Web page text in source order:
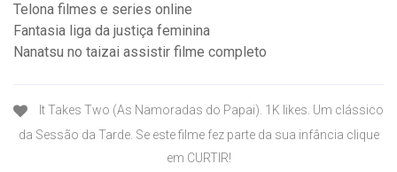
Telona filmes e series online
Fantasia liga da justiça feminina
Nanatsu no taizai assistir filme completo
It Takes Two (As Namoradas do Papai). 1K likes. Um clássico
da Sessão da Tarde. Se este filme fez parte da sua infância clique
em CURTIR!